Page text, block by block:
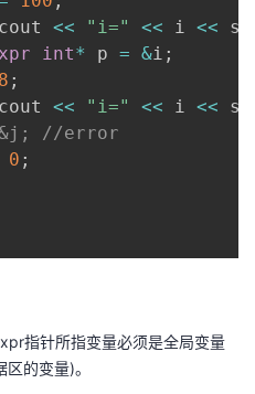
cout << "i=" << i <<
int* p = &i ;
8 ;
cout << "i=" << i <<
//error
0 ;
指针所指变量必须是全局变量
的变量)。